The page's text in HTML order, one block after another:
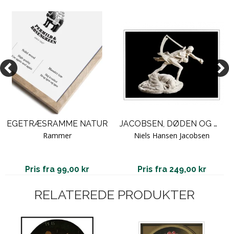
EGETRÆSRAMME NATUR
Rammer
Pris fra 99,00 kr
JACOBSEN, DØDEN OG MODEREN
Niels Hansen Jacobsen
Pris fra 249,00 kr
RELATEREDE PRODUKTER